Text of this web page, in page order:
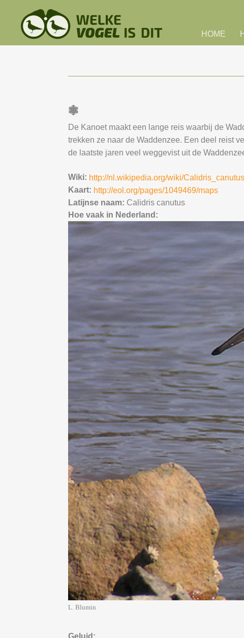
HOME
De Kanoet maakt een lange reis waarbij de
trekken ze naar de Waddenzee. Een deel reist
de laatste jaren veel weggevist uit de
Wiki: http://nl.wikipedia.org/wiki/Calidris_canutus
Kaart: http://eol.org/pages/1049469/maps
Latijnse naam: Calidris canutus
Hoe vaak in Nederland:
L. Blumin
Geluid: